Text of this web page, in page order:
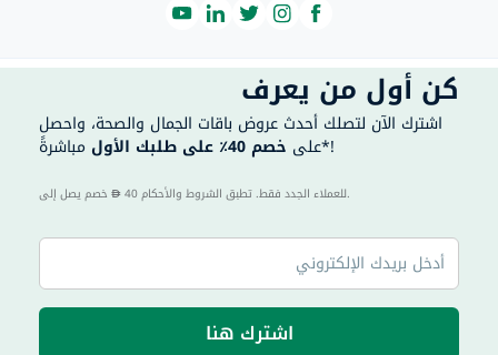
كن أول من يعرف
اشترك الآن لتصلك أحدث عروض باقات الجمال والصحة، واحصل
على خصم 40٪ على طلبك الأول مباشرةً*!
40 للعملاء الجدد فقط. تطبق الشروط والأحكام.
اشترك هنا